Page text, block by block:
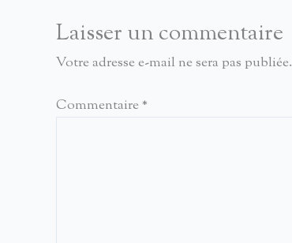
Laisser un commentaire
Votre adresse e-mail ne sera pas publiée.
Commentaire *